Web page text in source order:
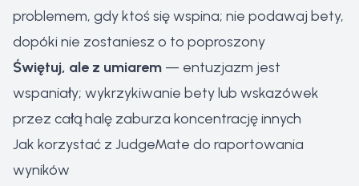
problemem, gdy ktoś się wspina; nie podawaj bety,
dopóki nie zostaniesz o to poproszony
Świętuj, ale z umiarem — entuzjazm jest
wspaniały; wykrzykiwanie bety lub wskazówek
przez całą halę zaburza koncentrację innych
Jak korzystać z JudgeMate do raportowania
wyników